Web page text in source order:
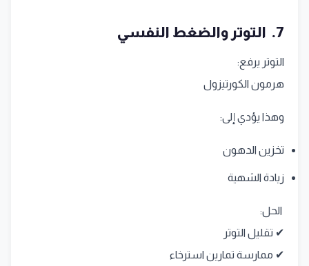
7. التوتر والضغط النفسي
التوتر يرفع:
هرمون الكورتيزول
وهذا يؤدي إلى:
تخزين الدهون
زيادة الشهية
الحل:
✔ تقليل التوتر
✔ ممارسة تمارين استرخاء